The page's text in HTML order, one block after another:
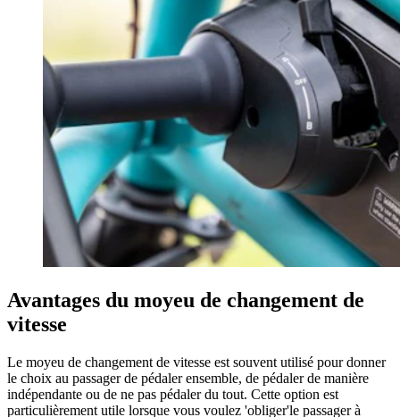
Avantages du moyeu de changement de
vitesse
Le moyeu de changement de vitesse est souvent utilisé pour donner
le choix au passager de pédaler ensemble, de pédaler de manière
indépendante ou de ne pas pédaler du tout. Cette option est
particulièrement utile lorsque vous voulez 'obliger'le passager à